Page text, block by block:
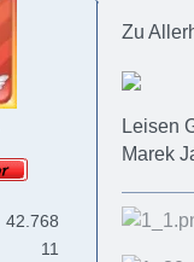
42.768
11
Zu
Leisen
Marek